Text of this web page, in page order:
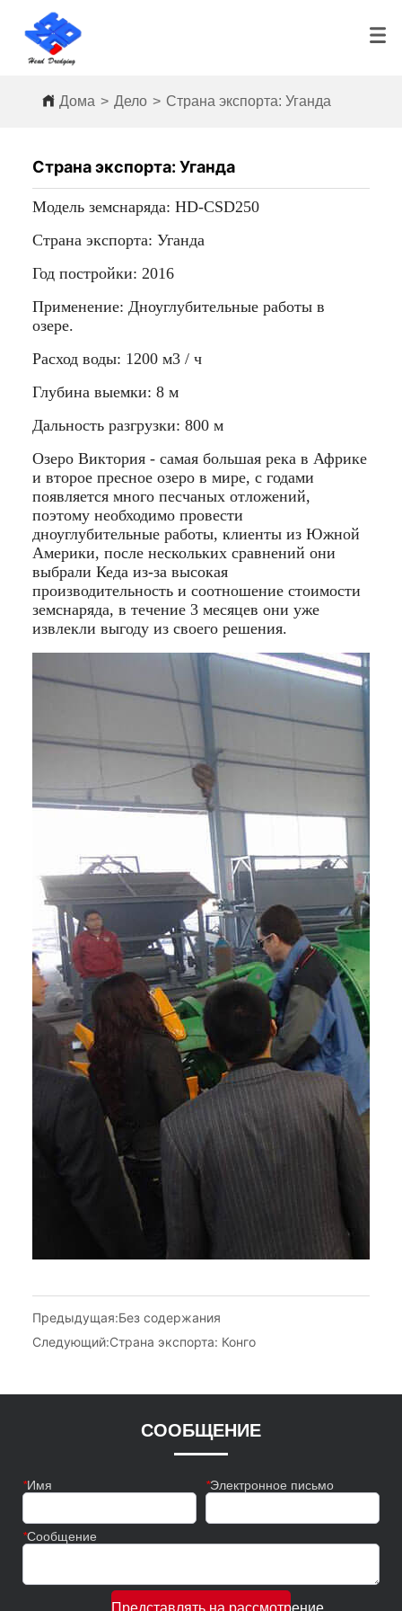
Дома > Дело > Страна экспорта: Уганда
Страна экспорта: Уганда
Предыдущая:Без содержания
Следующий:Страна экспорта: Конго
СООБЩЕНИЕ
*Имя *Электронное письмо
*Сообщение